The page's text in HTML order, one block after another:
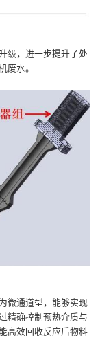
级，进一步提升了处
废水。
微通道型，能够实现
精确控制预热介质与
高效回收反应后物料